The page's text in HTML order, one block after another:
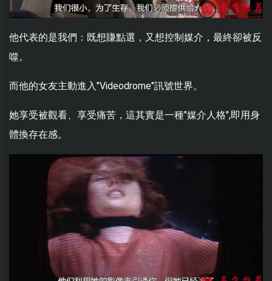
他代表的是我們：既想賺點選，又想控制媒介，最終卻被反
噬。
而他的女友主動進入"Videodrome"訊號世界。
她享受被觀看、享受痛苦，這其實是一種"媒介人格",即用身
體換存在感。